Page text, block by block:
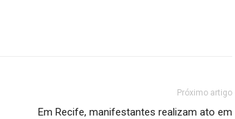
Próximo artigo
Em Recife, manifestantes realizam ato em